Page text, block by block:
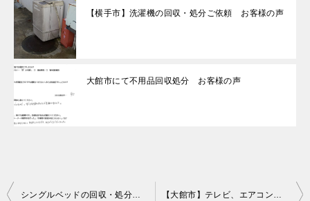
【横手市】洗濯機の回収・処分ご依頼 お客様の声
大館市にて不用品回収処分 お客様の声
投
シングルベッドの回収・処分ご依頼 お客様の声 【大館市】テレビ、エアコン、パソコン、本棚、タンス、鏡台等の回収